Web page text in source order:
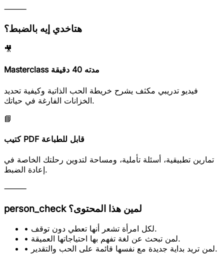
⸻
هتاخدي إيه بالضبط؟
🎥
Masterclass مدته 40 دقيقة
فيديو تدريبي مكثف يشرح خريطة الحب الذاتية وكيفية تحديد
الخزانات الفارغة في حياتك.
📘
كتيب PDF قابل للطباعة
تمارين تطبيقية، أسئلة تأملية، ومساحة لتدوين رحلتك الخاصة في
إعادة الضبط.
⸻
person_check لمين هذا المحتوى؟
• لكل امرأة تشعر أنها تعطي دون توقف.
• لمن تبحث عن لغة تفهم بها احتياجاتها العميقة.
• لمن تريد بداية جديدة مع نفسها قائمة على الحب والتقدير.